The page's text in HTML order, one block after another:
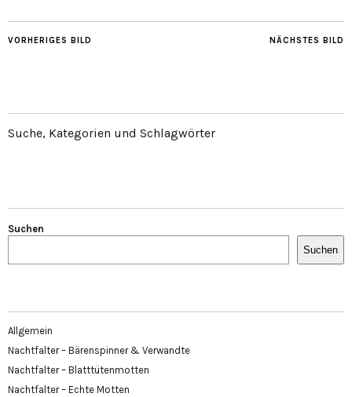
NÄCHSTES BILD
VORHERIGES BILD
Suche, Kategorien und Schlagwörter
Suchen
Suchen
Allgemein
Nachtfalter – Bärenspinner & Verwandte
Nachtfalter – Blatttütenmotten
Nachtfalter – Echte Motten